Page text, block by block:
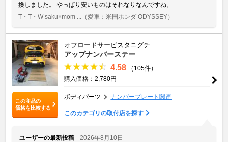
換しました。 やっぱり安いものはそれなりなんですね。
T・T・W saku×mom ...
（愛車：米国ホンダ ODYSSEY）
この商品の
価格を比較する
オフロードサービスタニグチ
アップナンバーステー
4.58
（105件）
購入価格：2,780円
ボディパーツ ナンバープレート関連
このカテゴリの取付店を探す
ユーザーの最新投稿
2026年8月10日